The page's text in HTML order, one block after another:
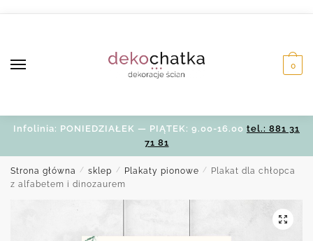
0
Infolinia: PONIEDZIAŁEK — PIĄTEK: 9.00-16.00 tel.: 881 31
71 81
Strona główna / sklep / Plakaty pionowe /
Plakat dla chłopca
z alfabetem i dinozaurem